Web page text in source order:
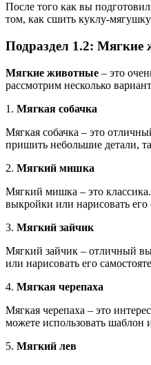
После того как вы
том, как сшить куклу-
Подраздел 1.2: Мягкие
Мягкие животные – это
рассмотрим несколько
1. Мягкая собачка
Мягкая собачка – это
пришить небольшие детали,
2. Мягкий мишка
Мягкий мишка – это
выкройки или нарисовать
3. Мягкий зайчик
Мягкий зайчик – отличный
или нарисовать его
4. Мягкая черепаха
Мягкая черепаха – это
можете использовать шаблон
5. Мягкий лев